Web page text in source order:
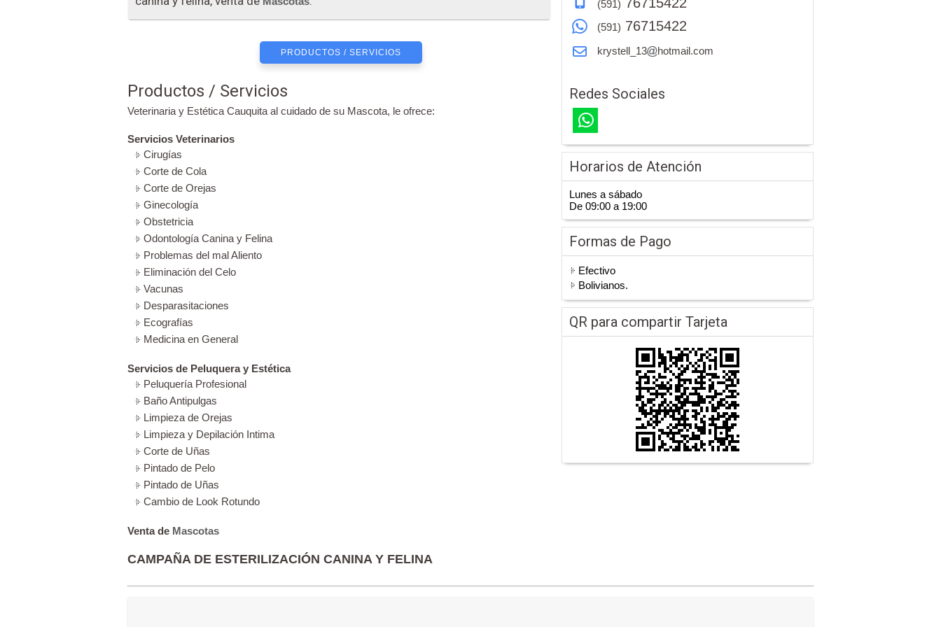
PRODUCTOS / SERVICIOS
Productos / Servicios
Veterinaria y Estética Cauquita al cuidado de su Mascota, le ofrece:
Servicios Veterinarios
Cirugías
Corte de Cola
Corte de Orejas
Ginecología
Obstetricia
Odontología Canina y Felina
Problemas del mal Aliento
Eliminación del Celo
Vacunas
Desparasitaciones
Ecografías
Medicina en General
Servicios de Peluquera y Estética
Peluquería Profesional
Baño Antipulgas
Limpieza de Orejas
Limpieza y Depilación Intima
Corte de Uñas
Pintado de Pelo
Pintado de Uñas
Cambio de Look Rotundo
Venta de Mascotas
CAMPAÑA DE ESTERILIZACIÓN CANINA Y FELINA
(591)
(591) 76715422
krystell_13 hotmail.com
Redes Sociales
Horarios de Atención
Lunes a sábado
De 09:00 a 19:00
Formas de Pago
Efectivo
Bolivianos.
QR para compartir Tarjeta